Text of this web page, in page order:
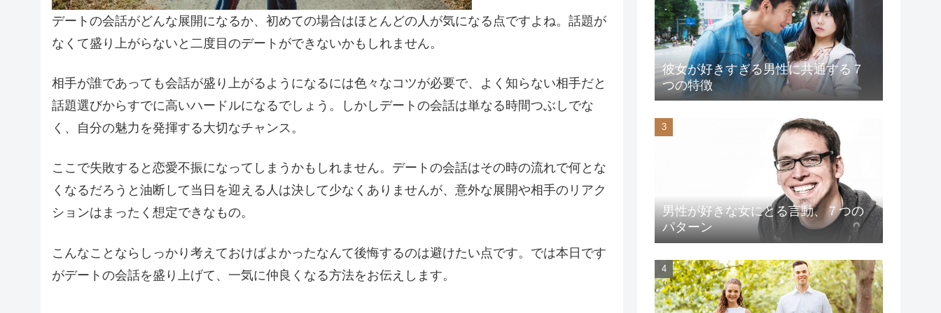
デートの会話がどんな展開になるか、初めての場合はほとんどの人が気になる点ですよね。話題が
なくて盛り上がらないと二度目のデートができないかもしれません。
相手が誰であっても会話が盛り上がるようになるには色々なコツが必要で、よく知らない相手だと
話題選びからすでに高いハードルになるでしょう。しかしデートの会話は単なる時間つぶしでな
く、自分の魅力を発揮する大切なチャンス。
ここで失敗すると恋愛不振になってしまうかもしれません。デートの会話はその時の流れで何とな
くなるだろうと油断して当日を迎える人は決して少なくありませんが、意外な展開や相手のリアク
ションはまったく想定できなもの。
こんなことならしっかり考えておけばよかったなんて後悔するのは避けたい点です。では本日です
がデートの会話を盛り上げて、一気に仲良くなる方法をお伝えします。
彼女が好きすぎる男性に共通する７
つの特徴
男性が好きな女にとる言動、７つの
パターン